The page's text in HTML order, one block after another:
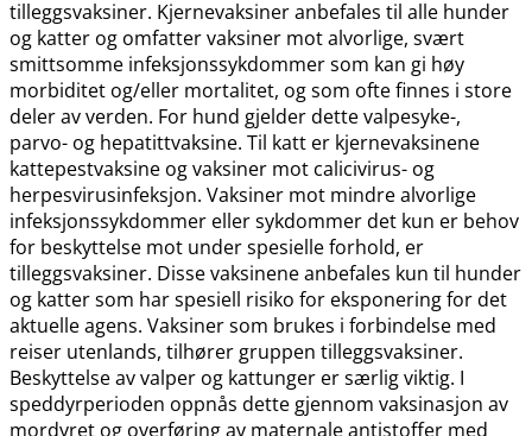
tilleggsvaksiner. Kjernevaksiner anbefales til alle hunder
og katter og omfatter vaksiner mot alvorlige, svært
smittsomme infeksjonssykdommer som kan gi høy
morbiditet og​/​eller mortalitet, og som ofte finnes i store
deler av verden. For hund gjelder dette valpesyke-,
parvo- og hepatittvaksine. Til katt er kjernevaksinene
kattepestvaksine og vaksiner mot calicivirus- og
herpesvirusinfeksjon. Vaksiner mot mindre alvorlige
infeksjonssykdommer eller sykdommer det kun er behov
for beskyttelse mot under spesielle forhold, er
tilleggsvaksiner. Disse vaksinene anbefales kun til hunder
og katter som har spesiell risiko for eksponering for det
aktuelle agens. Vaksiner som brukes i forbindelse med
reiser utenlands, tilhører gruppen tilleggsvaksiner.
Beskyttelse av valper og kattunger er særlig viktig. I
speddyrperioden oppnås dette gjennom vaksinasjon av
mordyret og overføring av maternale antistoffer med